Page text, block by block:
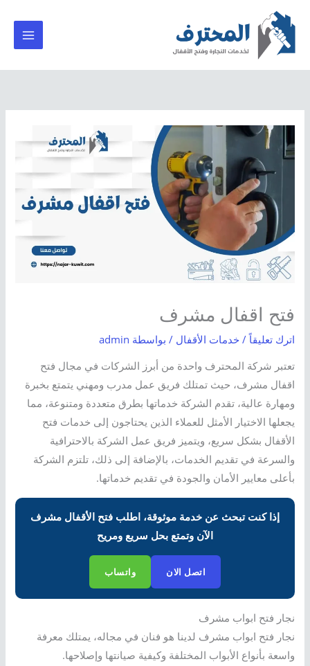
المحتوى
فتح اقفال مشرف
اترك تعليقاً / خدمات الأقفال / بواسطة admin
تعتبر شركة المحترف واحدة من أبرز الشركات في مجال فتح
اقفال مشرف، حيث تمتلك فريق عمل مدرب ومهني يتمتع بخبرة
ومهارة عالية، تقدم الشركة خدماتها بطرق متعددة ومتنوعة، مما
يجعلها الاختيار الأمثل للعملاء الذين يحتاجون إلى خدمات فتح
الأقفال بشكل سريع، ويتميز فريق عمل الشركة بالاحترافية
والسرعة في تقديم الخدمات، بالإضافة إلى ذلك، تلتزم الشركة
بأعلى معايير الأمان والجودة في تقديم خدماتها.
إذا كنت تبحث عن خدمة موثوقة، اطلب فتح الأقفال مشرف
الآن وتمتع بحل سريع ومريح
اتصل الان واتساب
نجار فتح ابواب مشرف
نجار فتح ابواب مشرف لدينا هو فنان في مجاله، يمتلك معرفة
واسعة بأنواع الأبواب المختلفة وكيفية صيانتها وإصلاحها.